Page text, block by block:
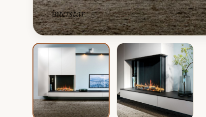
interstar